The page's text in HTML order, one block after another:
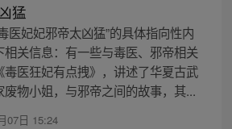
猛
医妃妃邪帝太凶猛”的具体指向性内
关信息：有一些与毒医、邪帝相关
医狂妃有点拽》，讲述了华夏古武
物小姐，与邪帝之间的故事，其...
07日 15:24